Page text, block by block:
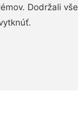
Dodržali